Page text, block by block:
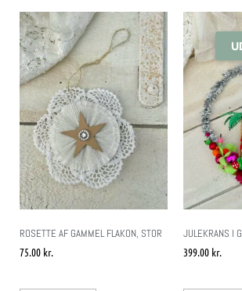
ROSETTE AF GAMMEL FLAKON, STOR
75.00 kr.
JULEKRANS I
399.00 kr.